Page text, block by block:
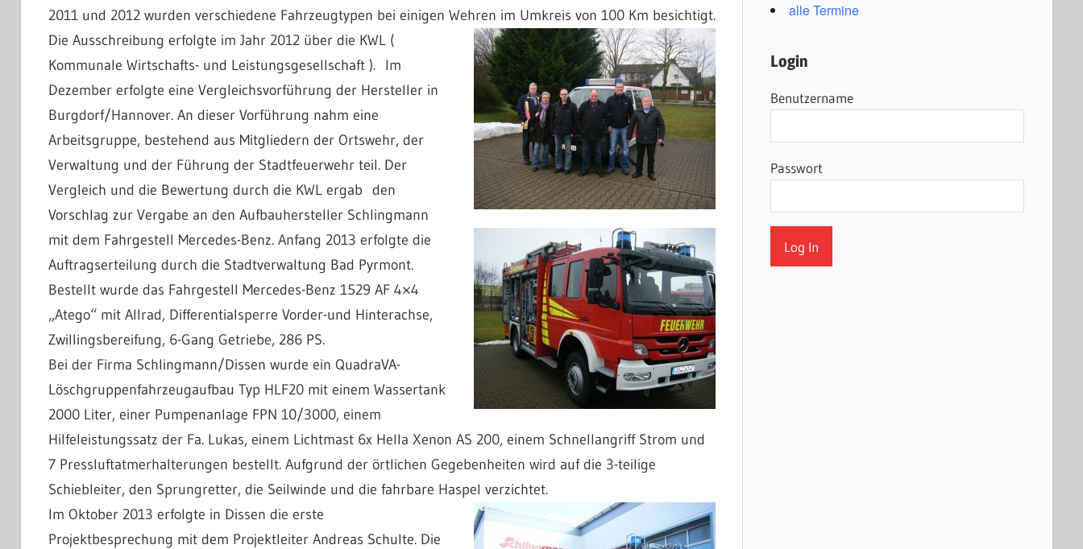
2011 und 2012 wurden verschiedene Fahrzeugtypen bei einigen Wehren im Umkreis von 100 Km besichtigt.
Die Ausschreibung erfolgte im Jahr 2012 über die KWL (
Kommunale Wirtschafts- und Leistungsgesellschaft ). Im
Dezember erfolgte eine Vergleichsvorführung der Hersteller in
Burgdorf/Hannover. An dieser Vorführung nahm eine
Arbeitsgruppe, bestehend aus Mitgliedern der Ortswehr, der
Verwaltung und der Führung der Stadtfeuerwehr teil. Der
Vergleich und die Bewertung durch die KWL ergab den
Vorschlag zur Vergabe an den Aufbauhersteller Schlingmann
mit dem Fahrgestell Mercedes-Benz. Anfang 2013 erfolgte die
Auftragserteilung durch die Stadtverwaltung Bad Pyrmont.
Bestellt wurde das Fahrgestell Mercedes-Benz 1529 AF 4×4
„Atego“ mit Allrad, Differentialsperre Vorder-und Hinterachse,
Zwillingsbereifung, 6-Gang Getriebe, 286 PS.
Bei der Firma Schlingmann/Dissen wurde ein QuadraVA-
Löschgruppenfahrzeugaufbau Typ HLF20 mit einem Wassertank
2000 Liter, einer Pumpenanlage FPN 10/3000, einem
Hilfeleistungssatz der Fa. Lukas, einem Lichtmast 6x Hella Xenon AS 200, einem Schnellangriff Strom und
7 Pressluftatmerhalterungen bestellt. Aufgrund der örtlichen Gegebenheiten wird auf die 3-teilige
Schiebleiter, den Sprungretter, die Seilwinde und die fahrbare Haspel verzichtet.
Im Oktober 2013 erfolgte in Dissen die erste
Projektbesprechung mit dem Projektleiter Andreas Schulte. Die
alle Termine
Login
Benutzername
Passwort